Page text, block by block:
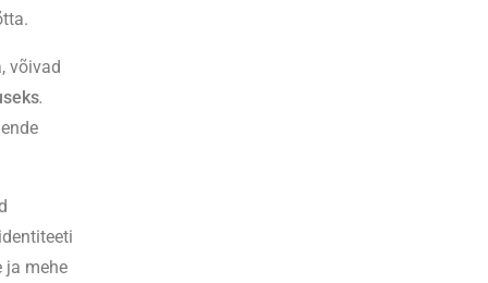
võivad
.
ja mehe